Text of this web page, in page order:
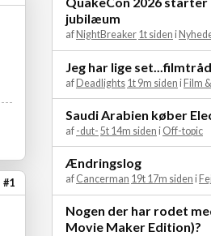
#1
jubilæum
af NightBreaker 1t siden i
Jeg har lige
afDeadlights 1t 9m siden iFilm
Saudi Arabien køber
af -dut- 5t 14m siden i Off-topic
Ændringslog
af Cancerman 19t 17m siden i
Nogen der har rodet
Movie Maker Edition)?